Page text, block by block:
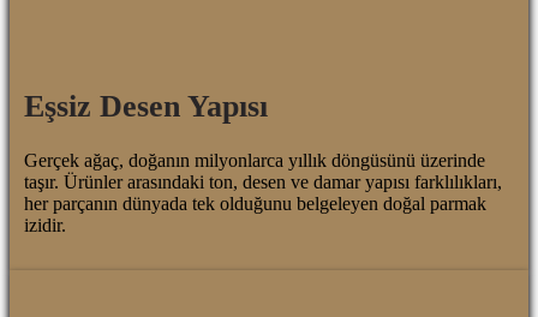
Eşsiz Desen Yapısı
Gerçek ağaç, doğanın milyonlarca yıllık döngüsünü üzerinde
taşır. Ürünler arasındaki ton, desen ve damar yapısı farklılıkları,
her parçanın dünyada tek olduğunu belgeleyen doğal parmak
izidir.